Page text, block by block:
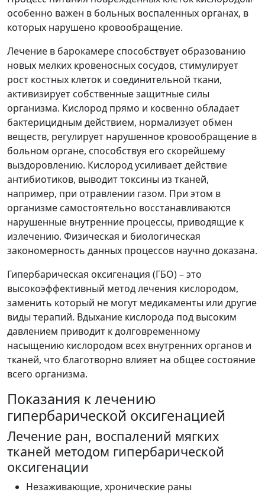
особенно важен в больных воспаленных органах, в
которых нарушено кровообращение.
Лечение в барокамере способствует образованию
новых мелких кровеносных сосудов, стимулирует
рост костных клеток и соединительной ткани,
активизирует собственные защитные силы
организма. Кислород прямо и косвенно обладает
бактерицидным действием, нормализует обмен
веществ, регулирует нарушенное кровообращение в
больном органе, способствуя его скорейшему
выздоровлению. Кислород усиливает действие
антибиотиков, выводит токсины из тканей,
например, при отравлении газом. При этом в
организме самостоятельно восстанавливаются
нарушенные внутренние процессы, приводящие к
излечению. Физическая и биологическая
закономерность данных процессов научно доказана.
Гипербарическая оксигенация (ГБО)– это
высокоэффективный метод лечения кислородом,
заменить который не могут медикаменты или другие
виды терапий. Вдыхание кислорода под высоким
давлением приводит к долговременному
насыщению кислородом всех внутренних органов и
тканей, что благотворно влияет на общее состояние
всего организма.
Показания к лечению
гипербарической оксигенацией
Лечение ран, воспалений мягких
тканей методом гипербарической
оксигенации
Незаживающие, хронические раны